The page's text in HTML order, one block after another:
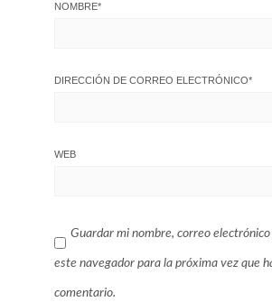
NOMBRE*
DIRECCIÓN DE CORREO ELECTRÓNICO*
WEB
Guardar mi nombre, correo
este navegador para la próxima vez que
comentario.